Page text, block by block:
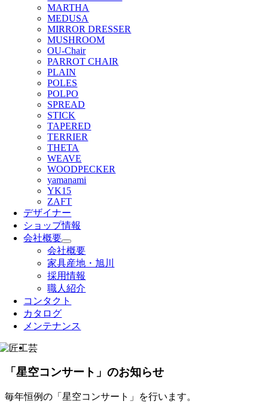
MARTHA
MEDUSA
MIRROR DRESSER
MUSHROOM
OU-Chair
PARROT CHAIR
PLAIN
POLES
POLPO
SPREAD
STICK
TAPERED
TERRIER
THETA
WEAVE
WOODPECKER
yamanami
YK15
ZAFT
デザイナー
ショップ情報
会社概要
会社概要
家具産地・旭川
採用情報
職人紹介
コンタクト
カタログ
メンテナンス
View
Image
「星空コンサート」のお知らせ
毎年恒例の「星空コンサート」を行います。